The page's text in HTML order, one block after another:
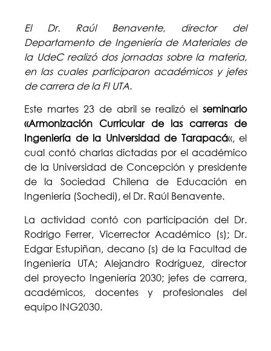
El Dr. Raúl Benavente, director del
Departamento de Ingeniería de Materiales de
la UdeC realizó dos jornadas sobre la materia,
en las cuales participaron académicos y jefes
de carrera de la FI UTA.
Este martes 23 de abril se realizó el seminario
«Armonización Curricular de las carreras de
Ingeniería de la Universidad de Tarapacá«, el
cual contó charlas dictadas por el académico
de la Universidad de Concepción y presidente
de la Sociedad Chilena de Educación en
Ingeniería (Sochedi), el Dr. Raúl Benavente.
La actividad contó con participación del Dr.
Rodrigo Ferrer, Vicerrector Académico (s); Dr.
Edgar Estupiñan, decano (s) de la Facultad de
Ingeniería UTA; Alejandro Rodríguez, director
del proyecto Ingeniería 2030; jefes de carrera,
académicos, docentes y profesionales del
equipo ING2030.